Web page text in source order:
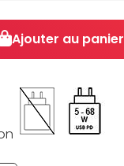
Ajouter au panier